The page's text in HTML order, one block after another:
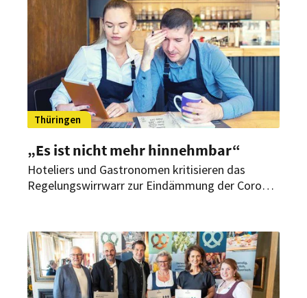
Thüringen
„Es ist nicht mehr hinnehmbar“
Hoteliers und Gastronomen kritisieren das
Regelungswirrwarr zur Eindämmung der Corona-